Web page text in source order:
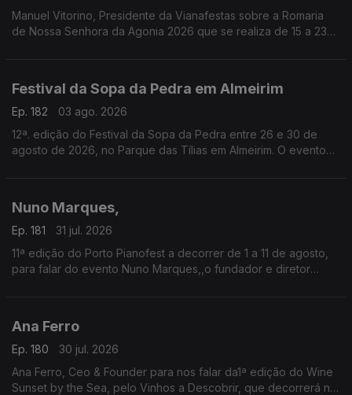
Manuel Vitorino, Presidente da Vianafestas sobre a Romaria
de Nossa Senhora da Agonia 2026 que se realiza de 15 a 23
Festival da Sopa da Pedra em Almeirim
Ep. 182
03 ago. 2026
12ª. edição do Festival da Sopa da Pedra entre 26 e 30 de
agosto de 2026, no Parque das Tílias em Almeirim. O evento
O grão-confrade Luís Manso da Confraria Gastronómica de
Almeirim fala sobre este símbolo da gastronomia.
Nuno Marques,
Ep. 181
31 jul. 2026
11ª edição do Porto Pianofest a decorrer de 1 a 11 de agosto,
para falar do evento Nuno Marques,,o fundador e diretor
Ana Ferro
Ep. 180
30 jul. 2026
Ana Ferro, Ceo & Founder para nos falar da1ª edição do Wine
Sunset by the Sea, pelo Vinhos a Descobrir, que decorrerá no